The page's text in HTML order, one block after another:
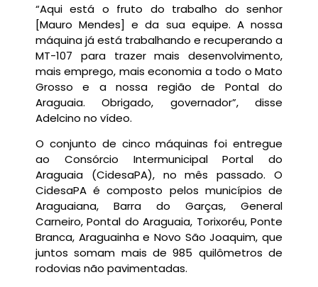
“Aqui está o fruto do trabalho do senhor
[Mauro Mendes] e da sua equipe. A nossa
máquina já está trabalhando e recuperando a
MT-107 para trazer mais desenvolvimento,
mais emprego, mais economia a todo o Mato
Grosso e a nossa região de Pontal do
Araguaia. Obrigado, governador”, disse
Adelcino no vídeo.
O conjunto de cinco máquinas foi entregue
ao Consórcio Intermunicipal Portal do
Araguaia (CidesaPA), no mês passado. O
CidesaPA é composto pelos municípios de
Araguaiana, Barra do Garças, General
Carneiro, Pontal do Araguaia, Torixoréu, Ponte
Branca, Araguainha e Novo São Joaquim, que
juntos somam mais de 985 quilômetros de
rodovias não pavimentadas.